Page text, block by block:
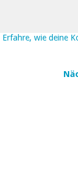
Erfahre, wie deine